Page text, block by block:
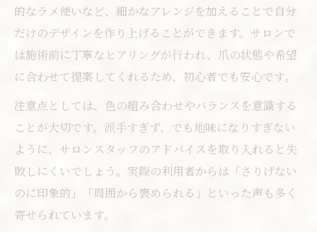
的なラメ使いなど、細かなアレンジを加えることで自分
だけのデザインを作り上げることができます。サロンで
は施術前に丁寧なヒアリングが行われ、爪の状態や希望
に合わせて提案してくれるため、初心者でも安心です。
注意点としては、色の組み合わせやバランスを意識する
ことが大切です。派手すぎず、でも地味になりすぎない
ように、サロンスタッフのアドバイスを取り入れると失
敗しにくいでしょう。実際の利用者からは「さりげない
のに印象的」「周囲から褒められる」といった声も多く
寄せられています。